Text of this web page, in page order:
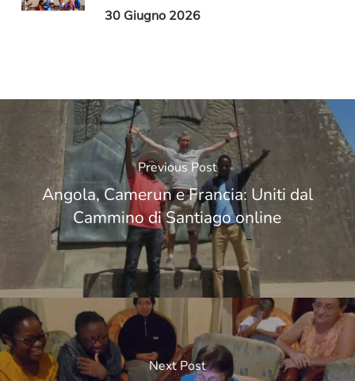
30 Giugno 2026
Previous Post
Angola, Camerun e Francia: Uniti dal
Cammino di Santiago online
Next Post